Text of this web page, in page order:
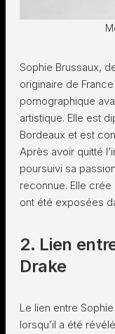
Sophie Brussaux,
originaire de
pornographique
artistique. Elle est
Bordeaux et est
Après avoir quitté
poursuivi sa
reconnue. Elle
ont été exposées
2. Lien
Drake
Le lien entre
lorsqu’il a été